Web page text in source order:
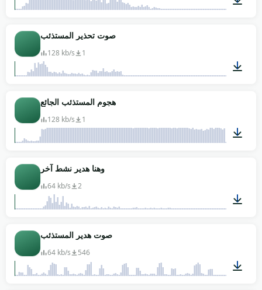
صوت تحذير المستذئب
128 kb/s 1
هجوم المستذئب الجائع
128 kb/s 1
وهنا هدير نشط آخر
64 kb/s 2
صوت هدير المستذئب
64 kb/s 546